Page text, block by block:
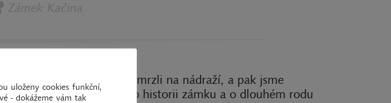
Zámek Kačina
Ráno jsme chvíli mrzli na nádraží, a pak jsme
jsme si pověděli něco o historii zámku a o dlouhém rodu
uloženy cookies funkční,
- dokážeme vám tak